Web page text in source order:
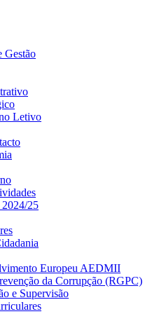
Gestão
Letivo
25
Europeu AEDMII
da Corrupção (RGPC)
e Supervisão